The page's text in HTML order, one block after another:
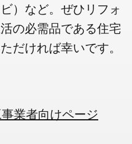
）など。ぜひリフォ
の必需品である住宅
だければ幸いです。
業者向けページ